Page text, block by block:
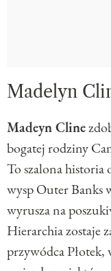
Madelyn
Madeyn Cline
bogatej rodziny
To szalona historia
wysp Outer Banks
wyrusza na
Hierarchia zostaje
przywódca Płotek,